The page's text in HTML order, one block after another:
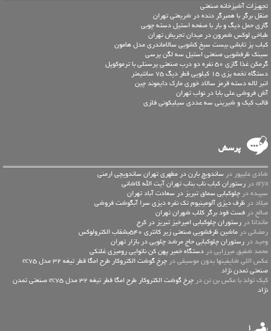
تجهیزات آشپزخانه صنعتی
منقل برگر با همبرگر دنده در شریعتی تهران
گاری حمل دیگ و بار با صفحه استیل دسته چوبی
طباخی لوکس شمرون در میدان تجریش تهران
کباب پز تابشی بیست سیخ کشویی سالاماندری مدل هامون
سینک ظرفشویی صنعتی استیل سه لگن پرسی
گرمکن غذا گازی 50 نفره دو درب صنعتی پرسنلی با ترموکوپل
دستگاه تخمه پزی 15 کیلویی قطر دیگ 75 سانتیمتر
انبر لاله دسته قرمز سالاد خوری مارک دایموند چین
آش فروشی علی بابا در نواب تهران
قالب کیک و شیرینی سه عددی سیلیکونی فلزی
پرسش
شادی علیپور در ساندویچ بارن در مطهری تهران ساندویچی ارمنی
arya در
رستوران کباب ناب بناب تهران آیت الله کاشانی
سپیده در چلوکبابی سماق تبریز در سعادت آباد تهران
میلاد در ظرف دیزی آلومینیوم تک نفره دیزی سرا آبگوشت فروشی
صالح در فست فود برگر کلاب شهران تهران
ماندانا در رستوران چلوکبابی امیرخیز تبریز در کرج
رمضانی در ماشین ظرفشویی صنعتی زیر کانتری 540بشقاب الکترولوکس
وحید در رستوران چلوکبابی حاج مرشد چلویی در بازار تهران
محمد شفیق میرزایی در دستگاه خمیر پهن کن نانوایی رومیزی غلتکی
عكس اللي شايفينها بدون موسيقى در
چرخ گوشت الکتروکار طرح امگا قطر تیغه 32 مدل ec75
صنعتی تمدن نژاد
کیک تولد با عکس بن تن در
چرخ گوشت الکتروکار طرح امگا قطر تیغه 32 مدل ec75 صنعتی تمدن
نژاد